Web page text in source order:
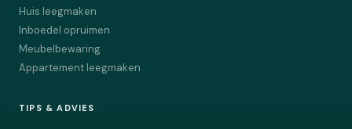
Huis leegmaken
Inboedel opruimen
Meubelbewaring
Appartement leegmaken
TIPS & ADVIES